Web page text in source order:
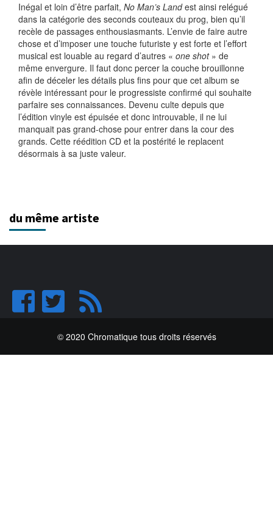
Inégal et loin d’être parfait, No Man’s Landest ainsi relégué
dans la catégorie des seconds couteaux du prog, bien qu’il
recèle de passages enthousiasmants. L’envie de faire autre
chose et d’imposer une touche futuriste y est forte et l’effort
musical est louable au regard d’autres « one shot» de
même envergure. Il faut donc percer la couche brouillonne
afin de déceler les détails plus fins pour que cet album se
révèle intéressant pour le progressiste confirmé qui souhaite
parfaire ses connaissances. Devenu culte depuis que
l’édition vinyle est épuisée et donc introuvable, il ne lui
manquait pas grand-chose pour entrer dans la cour des
grands. Cette réédition CD et la postérité le replacent
désormais à sa juste valeur.
du même artiste
© 2020 Chromatique tous droits réservés